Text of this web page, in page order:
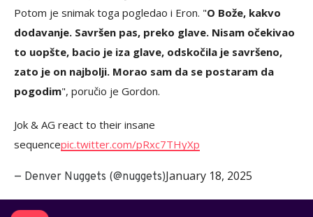
Potom je snimak toga pogledao i Eron. "O Bože, kakvo
dodavanje. Savršen pas, preko glave. Nisam očekivao
to uopšte, bacio je iza glave, odskočila je savršeno,
zato je on najbolji. Morao sam da se postaram da
pogodim", poručio je Gordon.
Jok & AG react to their insane
sequencepic.twitter.com/pRxc7THyXp
— Denver Nuggets (@nuggets)January 18, 2025